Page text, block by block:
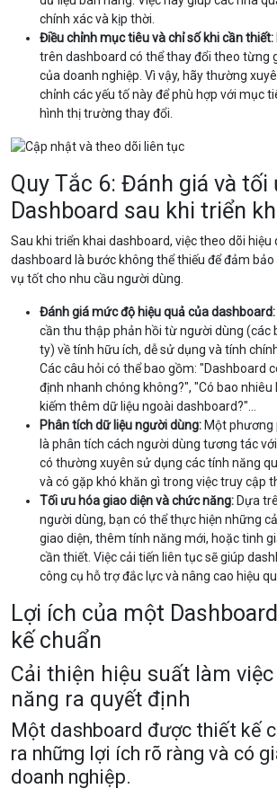
chính xác và kịp thời.
Điều chỉnh mục tiêu và chỉ số khi cần thiết:
trên dashboard có thể thay đổi theo từng
của doanh nghiệp. Vì vậy, hãy thường
chỉnh các yếu tố này để phù hợp với mục
hình thị trường thay đổi.
Quy Tắc 6: Đánh giá và tối
Dashboard sau khi triển
Sau khi triển khai dashboard, việc theo dõi hiệu
dashboard là bước không thể thiếu để đảm
vụ tốt cho nhu cầu người dùng.
Đánh giá mức độ hiệu quả của dashboard:
cần thu thập phản hồi từ người dùng (các
ty) về tính hữu ích, dễ sử dụng và tính
Các câu hỏi có thể bao gồm: "Dashboard
định nhanh chóng không?", "Có bao
kiếm thêm dữ liệu ngoài dashboard?"...
Phân tích dữ liệu người dùng: Một phương
là phân tích cách người dùng tương tác
có thường xuyên sử dụng các tính năng
và có gặp khó khăn gì trong việc truy cập
Tối ưu hóa giao diện và chức năng: Dựa
người dùng, bạn có thể thực hiện những
giao diện, thêm tính năng mới, hoặc tinh
cần thiết. Việc cải tiến liên tục sẽ giúp
công cụ hỗ trợ đắc lực và nâng cao hiệu
Lợi ích của một
kế chuẩn
Cải thiện hiệu suất làm
năng ra quyết định
Một dashboard được thiết kế
ra những lợi ích rõ ràng và có
doanh nghiệp.